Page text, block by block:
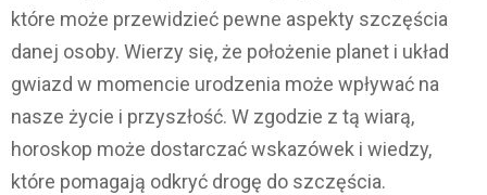
które może przewidzieć pewne aspekty szczęścia
danej osoby. Wierzy się, że położenie planet i układ
gwiazd w momencie urodzenia może wpływać na
nasze życie i przyszłość. W zgodzie z tą wiarą,
horoskop może dostarczać wskazówek i wiedzy,
które pomagają odkryć drogę do szczęścia.